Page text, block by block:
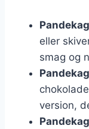
eller
smag og
version,